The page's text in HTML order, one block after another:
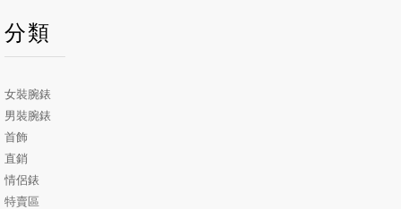
分類
女裝腕錶
男裝腕錶
首飾
直銷
情侶錶
特賣區